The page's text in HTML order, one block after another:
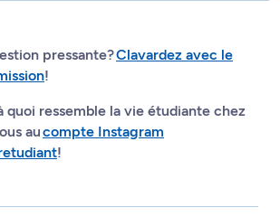
pressante?Clavardez avec le
!
quoi ressemble la vie étudiante chez
aucompte Instagram
!